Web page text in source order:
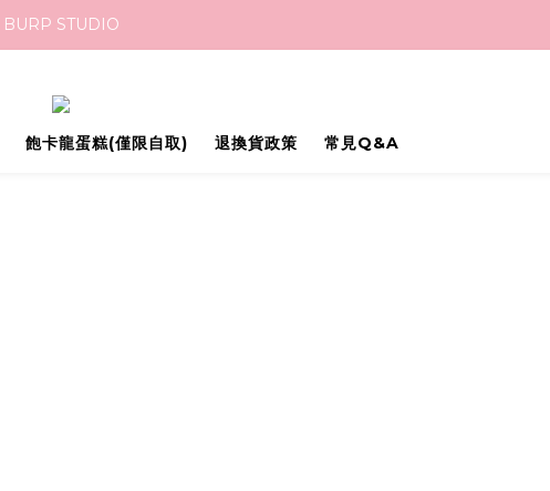
BURP STUDIO
飽卡龍蛋糕(僅限自取) 退換貨政策 常見Q&A